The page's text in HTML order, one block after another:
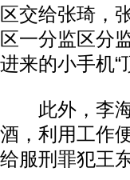
区交给张琦，
区一分监区分
进来的小手机“
此外，李海
酒，利用工作
给服刑罪犯王